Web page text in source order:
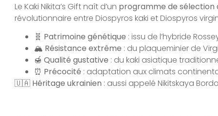
Le Kaki Nikita’s Gift naît d’un programme de sélection
révolutionnaire entre Diospyros kaki et Diospyros
🧬 Patrimoine génétique : issu de l’hybride
🏔️ Résistance extrême : du plaqueminier de
🍯 Qualité gustative : du kaki asiatique
⏰ Précocité : adaptation aux climats
🇺🇦 Héritage ukrainien : aussi appelé Nikitskaya